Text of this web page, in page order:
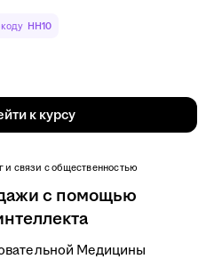
HH10
к курсу
и связи с общественностью
с помощью
Медицины